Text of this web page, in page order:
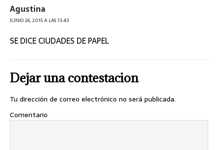
Agustina
JUNIO 26, 2015 A LAS 13:43
SE DICE CIUDADES DE PAPEL
Dejar una contestacion
Tu dirección de correo electrónico no será publicada.
Comentario